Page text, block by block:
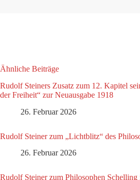
Ähnliche Beiträge
Rudolf Steiners Zusatz zum 12. Kapitel
der Freiheit“ zur Neuausgabe 1918
26. Februar 2026
Rudolf Steiner zum „Lichtblitz“ des
26. Februar 2026
Rudolf Steiner zum Philosophen Schelling